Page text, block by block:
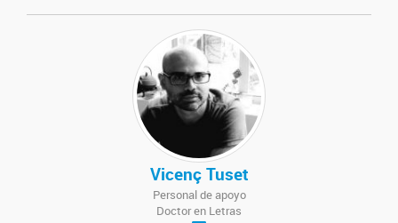
Vicenç Tuset
Personal de apoyo
Doctor en Letras